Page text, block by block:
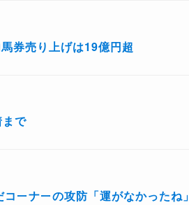
券売り上げは19億円超
まで
ーナーの攻防「運がなかったね」